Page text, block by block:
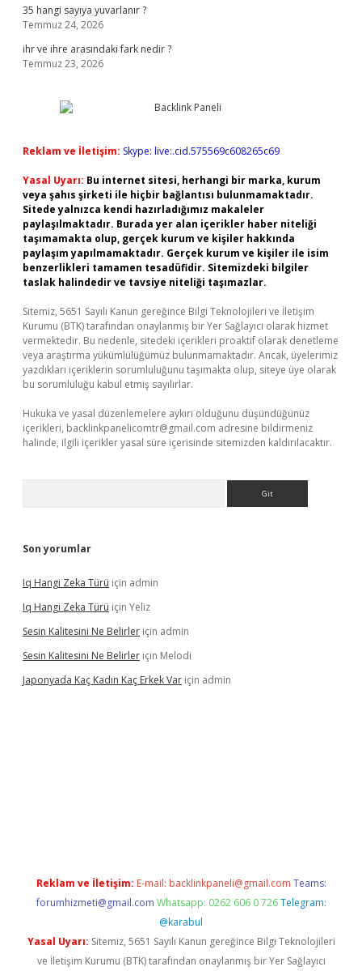
35 hangi sayıya yuvarlanır ?
Temmuz 24, 2026
ihr ve ihre arasındaki fark nedir ?
Temmuz 23, 2026
Reklam ve İletişim: Skype: live:.cid.575569c608265c69
Yasal Uyarı: Bu internet sitesi, herhangi bir marka, kurum
veya şahıs şirketi ile hiçbir bağlantısı bulunmamaktadır.
Sitede yalnızca kendi hazırladığımız makaleler
paylaşılmaktadır. Burada yer alan içerikler haber niteliği
taşımamakta olup, gerçek kurum ve kişiler hakkında
paylaşım yapılmamaktadır. Gerçek kurum ve kişiler ile isim
benzerlikleri tamamen tesadüfidir. Sitemizdeki bilgiler
taslak halindedir ve tavsiye niteliği taşımazlar.
Sitemiz, 5651 Sayılı Kanun gereğince Bilgi Teknolojileri ve İletişim
Kurumu (BTK) tarafından onaylanmış bir Yer Sağlayıcı olarak hizmet
vermektedir. Bu nedenle, sitedeki içerikleri proaktif olarak denetleme
veya araştırma yükümlülüğümüz bulunmamaktadır. Ancak, üyelerimiz
yazdıkları içeriklerin sorumluluğunu taşımakta olup, siteye üye olarak
bu sorumluluğu kabul etmiş sayılırlar.
Hukuka ve yasal düzenlemelere aykırı olduğunu düşündüğünüz
içerikleri, backlinkpanelicomtr@gmail.com adresine bildirmeniz
halinde, ilgili içerikler yasal süre içerisinde sitemizden kaldırılacaktır.
Son yorumlar
Iq Hangi Zeka Türü için admin
Iq Hangi Zeka Türü için Yeliz
Sesin Kalitesini Ne Belirler için admin
Sesin Kalitesini Ne Belirler için Melodi
Japonyada Kaç Kadın Kaç Erkek Var için admin
Reklam ve İletişim: E-mail: backlinkpaneli@gmail.com Teams:
forumhizmeti@gmail.com Whatsapp: 0262 606 0 726 Telegram:
@karabul
Yasal Uyarı: Sitemiz, 5651 Sayılı Kanun gereğince Bilgi Teknolojileri
ve İletişim Kurumu (BTK) tarafından onaylanmış bir Yer Sağlayıcı